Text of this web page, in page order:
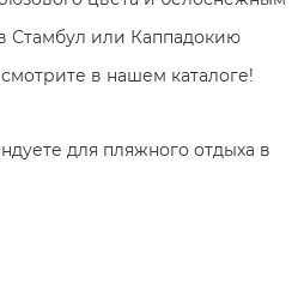
Стамбул или Каппадокию
в нашем каталоге!
для пляжного отдыха в